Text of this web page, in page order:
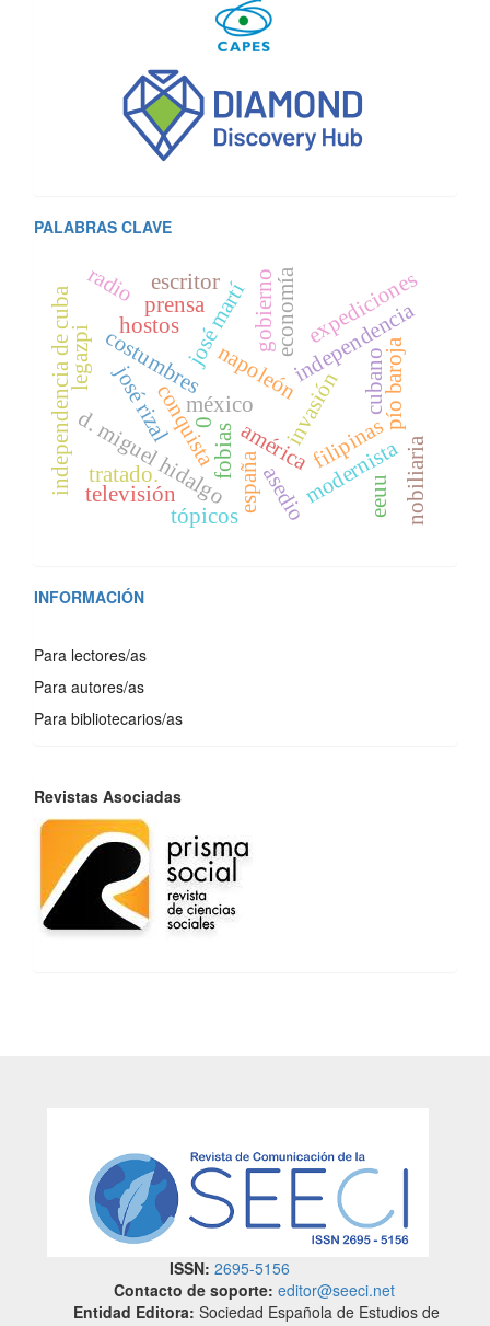
PALABRAS CLAVE
napoleón
conquista invasión
independencia
américa
méxico
d. miguel hidalgo filipinas
españa
costumbres
economía
hostosjosé martí
independencia de cuba josé rizal
expediciones
legazpi pío baroja
fobias
tópicos asedio
tratado.
prensa
0
gobierno
escritor
modernista
cubano
nobiliaria
eeuu
radio
televisión
INFORMACIÓN
Para lectores/as
Para autores/as
Para bibliotecarios/as
Revistas Asociadas
ISSN: 2695-5156
Contacto de soporte: editor@seeci.net
Entidad Editora: Sociedad Española de Estudios de